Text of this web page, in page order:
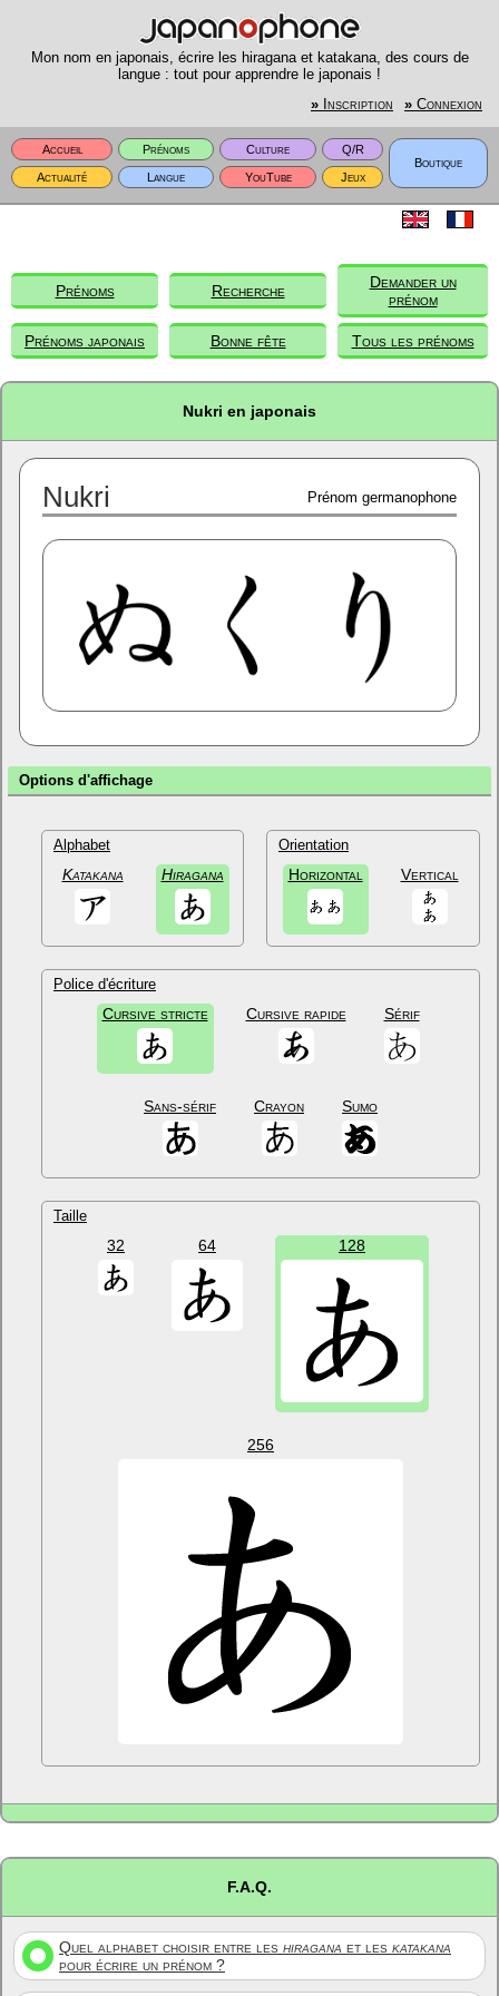
Mon nom en japonais, écrire les hiragana et katakana, des cours de
langue : tout pour apprendre le japonais !
» Inscription » Connexion
Accueil Prénoms Culture
Q/R
Boutique
Actualité
Langue YouTube Jeux
Prénoms Recherche
Demander un
prénom
Prénoms japonais Bonne fête Tous les prénoms
Nukri en japonais
Nukri Prénom germanophone
Options d'affichage
Alphabet
Katakana Hiragana
Orientation
Horizontal Vertical
Police d'écriture
Cursive stricte Cursive rapide Sérif
Sans-sérif Crayon Sumo
Taille
32 64 128
256
F.A.Q.
Quel alphabet choisir entre les hiragana et les katakana
pour écrire un prénom ?